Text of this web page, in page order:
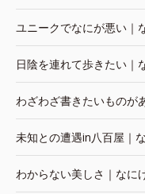
ユニークでなにが悪い｜
日陰を連れて歩きたい｜
わざわざ書きたいものが
未知との遭遇in八百屋｜
わからない美しさ｜なに